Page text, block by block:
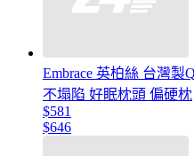
Embrace 英柏絲 台灣製
不塌陷 好眠枕頭 偏硬枕
$581
$646